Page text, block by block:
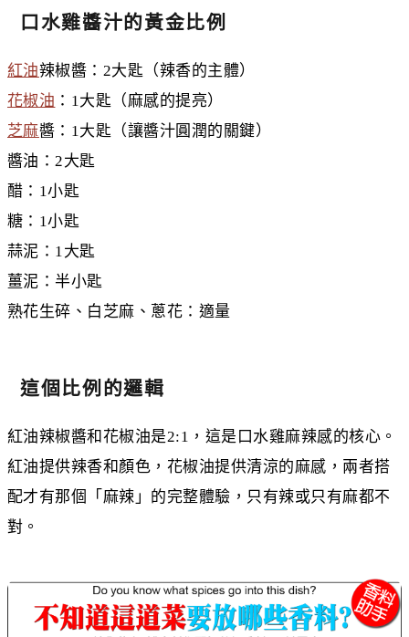
口水雞醬汁的黃金比例
紅油辣椒醬：2大匙（辣香的主體）
花椒油 ：1大匙（麻感的提亮）
芝麻醬：1大匙（讓醬汁圓潤的關鍵）
醬油：2大匙
醋：1小匙
糖：1小匙
蒜泥：1大匙
薑泥：半小匙
熟花生碎、白芝麻、蔥花：適量
這個比例的邏輯
紅油辣椒醬和花椒油是2:1，這是口水雞麻辣感的核心。
紅油提供辣香和顏色，花椒油提供清涼的麻感，兩者搭
配才有那個「麻辣」的完整體驗，只有辣或只有麻都不
對。